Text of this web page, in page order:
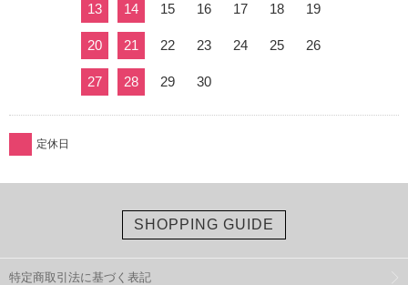
13 14 15 16 17 18 19
20 21 22 23 24 25 26
27 28 29 30
定休日
SHOPPING GUIDE
特定商取引法に基づく表記